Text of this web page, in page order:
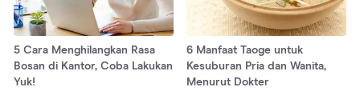
5 Cara Menghilangkan Rasa
Bosan di Kantor, Coba Lakukan
Yuk!
6 Manfaat Taoge untuk
Kesuburan Pria dan Wanita,
Menurut Dokter